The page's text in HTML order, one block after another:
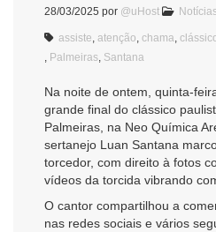
28/03/2025 por @uHost
assiste atenção chama
Palmeiras Santana
Na noite de ontem, quinta-
grande final do clássico
Palmeiras, na Neo Química
sertanejo Luan Santana
torcedor, com direito à fotos
vídeos da torcida vibrando
O cantor compartilhou a
nas redes sociais e vários